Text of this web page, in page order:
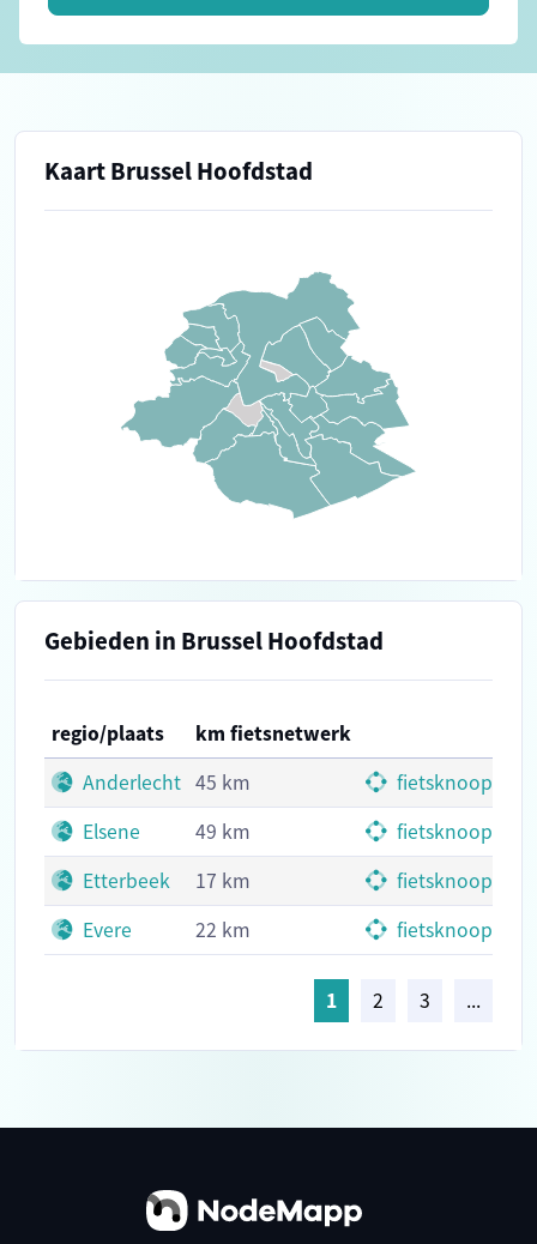
Kaart Brussel Hoofdstad
Gebieden in Brussel Hoofdstad
regio/plaats
km fietsnetwerk
Anderlecht 45 km
Elsene
49 km
Etterbeek
17 km
Evere
22 km
1 2 3 ...